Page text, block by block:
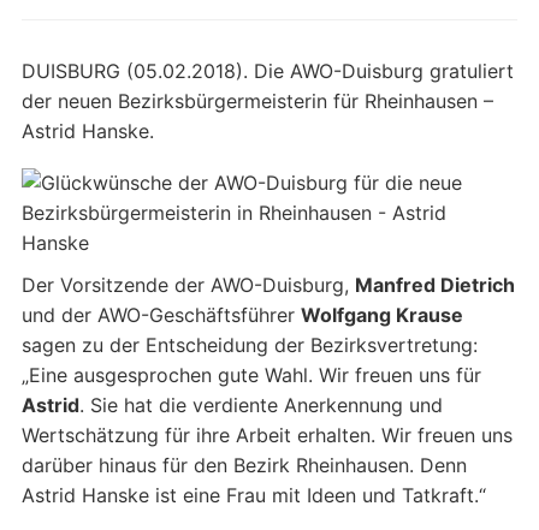
DUISBURG (05.02.2018). Die AWO-Duisburg gratuliert
der neuen Bezirksbürgermeisterin für Rheinhausen –
Astrid Hanske.
Der Vorsitzende der AWO-Duisburg, Manfred Dietrich
und der AWO-Geschäftsführer Wolfgang Krause
sagen zu der Entscheidung der Bezirksvertretung:
„Eine ausgesprochen gute Wahl. Wir freuen uns für
Astrid. Sie hat die verdiente Anerkennung und
Wertschätzung für ihre Arbeit erhalten. Wir freuen uns
darüber hinaus für den Bezirk Rheinhausen. Denn
Astrid Hanske ist eine Frau mit Ideen und Tatkraft.“